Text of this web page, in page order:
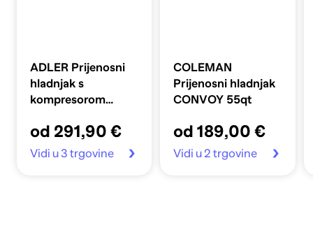
ADLER Prijenosni
hladnjak s
kompresorom
od 291,90 €
Vidi u 3 trgovine
COLEMAN
Prijenosni hladnjak
CONVOY 55qt
od 189,00 €
Vidi u 2 trgovine